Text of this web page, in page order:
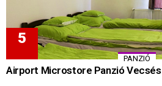
PANZIÓ
Airport Microstore Panzió Vecsés